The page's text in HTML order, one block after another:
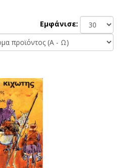
Εμφάνισε: